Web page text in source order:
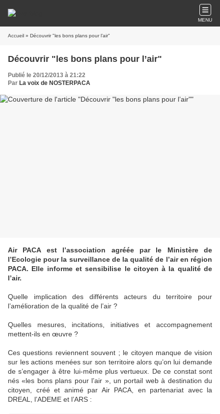
MENU
Accueil » Découvrir "les bons plans pour l’air"
Découvrir "les bons plans pour l’air"
Publié le 20/12/2013 à 21:22
Par La voix de NOSTERPACA
Air PACA est l’association agréée par le Ministère de
l’Ecologie pour la surveillance de la qualité de l’air en région
PACA. Elle informe et sensibilise le citoyen à la qualité de
l’air.
Quelle implication des différents acteurs du territoire pour
l’amélioration de la qualité de l’air ?
Quelles mesures, incitations, initiatives et accompagnement
mettent-ils en œuvre ?
Ces questions reviennent souvent ; le citoyen manque de vision
sur les actions menées sur son territoire alors qu’on lui demande
de s’engager à être lui-même plus vertueux. De ce constat sont
nés «les bons plans pour l’air », un portail web à destination du
citoyen, créé et animé par Air PACA, en partenariat avec la
DREAL, l’ADEME et l’ARS :